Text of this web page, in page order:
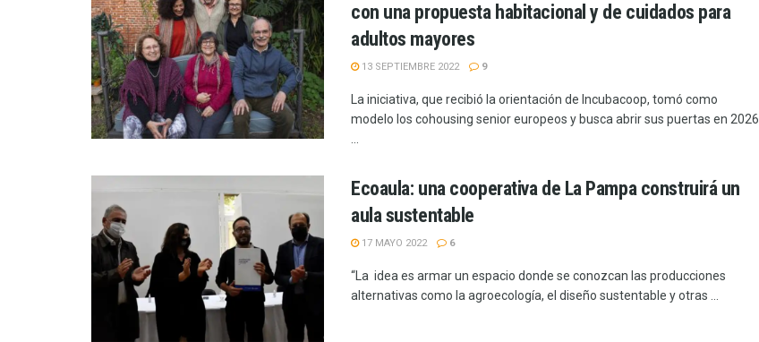
con una propuesta habitacional y de cuidados para
adultos mayores
13 SEPTIEMBRE 2022 9
La iniciativa, que recibió la orientación de Incubacoop, tomó como
modelo los cohousing senior europeos y busca abrir sus puertas en 2026.
Ecoaula: una cooperativa de La Pampa construirá un
aula sustentable
17 MAYO 2022 6
“La idea es armar un espacio donde se conozcan las producciones
alternativas como la agroecología, el diseño sustentable y otras ...